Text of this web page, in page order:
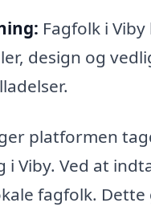
Fagfolk i
design og
platformen
Viby. Ved at
fagfolk.